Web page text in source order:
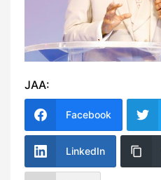
JAA:
Facebook
LinkedIn